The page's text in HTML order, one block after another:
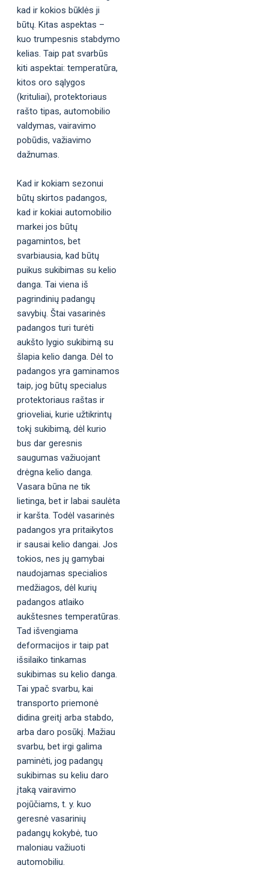
kad ir kokios būklės ji
būtų. Kitas aspektas –
kuo trumpesnis stabdymo
kelias. Taip pat svarbūs
kiti aspektai: temperatūra,
kitos oro sąlygos
(krituliai), protektoriaus
rašto tipas, automobilio
valdymas, vairavimo
pobūdis, važiavimo
dažnumas.
Kad ir kokiam sezonui
būtų skirtos padangos,
kad ir kokiai automobilio
markei jos būtų
pagamintos, bet
svarbiausia, kad būtų
puikus sukibimas su kelio
danga. Tai viena iš
pagrindinių padangų
savybių. Štai vasarinės
padangos turi turėti
aukšto lygio sukibimą su
šlapia kelio danga. Dėl to
padangos yra gaminamos
taip, jog būtų specialus
protektoriaus raštas ir
grioveliai, kurie užtikrintų
tokį sukibimą, dėl kurio
bus dar geresnis
saugumas važiuojant
drėgna kelio danga.
Vasara būna ne tik
lietinga, bet ir labai saulėta
ir karšta. Todėl vasarinės
padangos yra pritaikytos
ir sausai kelio dangai. Jos
tokios, nes jų gamybai
naudojamas specialios
medžiagos, dėl kurių
padangos atlaiko
aukštesnes temperatūras.
Tad išvengiama
deformacijos ir taip pat
išsilaiko tinkamas
sukibimas su kelio danga.
Tai ypač svarbu, kai
transporto priemonė
didina greitį arba stabdo,
arba daro posūkį. Mažiau
svarbu, bet irgi galima
paminėti, jog padangų
sukibimas su keliu daro
įtaką vairavimo
pojūčiams, t. y. kuo
geresnė vasarinių
padangų kokybė, tuo
maloniau važiuoti
automobiliu.